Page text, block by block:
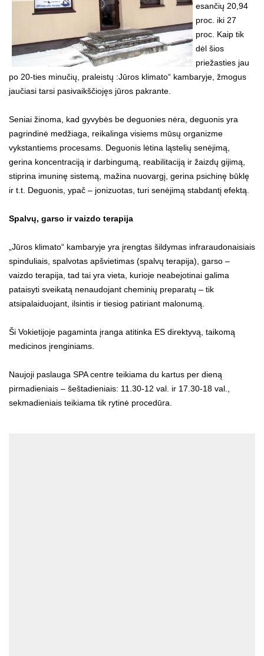
esančių 20,94
proc. iki 27
proc. Kaip tik
dėl šios
priežasties jau
po 20-ties minučių, praleistų :Jūros klimato“ kambaryje, žmogus
jaučiasi tarsi pasivaikščiojęs jūros pakrante.
Seniai žinoma, kad gyvybės be deguonies nėra, deguonis yra
pagrindinė medžiaga, reikalinga visiems mūsų organizme
vykstantiems procesams. Deguonis lėtina ląstelių senėjimą,
gerina koncentraciją ir darbingumą, reabilitaciją ir žaizdų gijimą,
stiprina imuninę sistemą, mažina nuovargį, gerina psichinę būklę
ir t.t. Deguonis, ypač – jonizuotas, turi senėjimą stabdantį efektą.
Spalvų, garso ir vaizdo terapija
„Jūros klimato“ kambaryje yra įrengtas šildymas infraraudonaisiais
spinduliais, spalvotas apšvietimas (spalvų terapija), garso –
vaizdo terapija, tad tai yra vieta, kurioje neabejotinai galima
pataisyti sveikatą nenaudojant cheminių preparatų – tik
atsipalaiduojant, ilsintis ir tiesiog patiriant malonumą.
Ši Vokietijoje pagaminta įranga atitinka ES direktyvą, taikomą
medicinos įrenginiams.
Naujoji paslauga SPA centre teikiama du kartus per dieną
pirmadieniais – šeštadieniais: 11.30-12 val. ir 17.30-18 val.,
sekmadieniais teikiama tik rytinė procedūra.